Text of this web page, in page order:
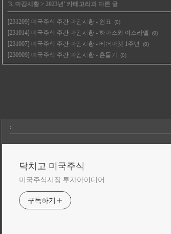
'3. 마감시황 > 2023년 ' 카테고리의 다른 글
[231209] 미국주식 주간 마감시황 - 쉼표 (0)
[231014] 미국주식 주간 마감시황 - 하마스와 이스라엘 (0)
[231007] 미국주식 주간 마감시황 - 베어마켓 1주년 (0)
[230909] 미국주식 주간 마감시황 - 흔들기 (0)
:
닥치고 미국주식
미국주식시장 투자아이디어
구독하기